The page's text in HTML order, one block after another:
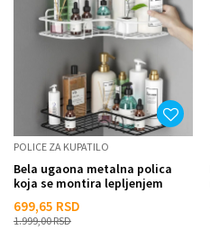
POLICE ZA KUPATILO
Bela ugaona metalna polica
koja se montira lepljenjem
699,65 RSD
1.999,00RSD